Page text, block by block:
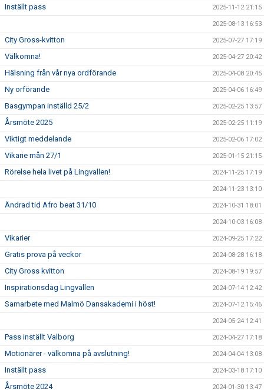
Inställt pass 2025-11-12 21:15
2025-08-13 16:53
City Gross-kvitton 2025-07-27 17:19
Välkomna! 2025-04-27 20:42
Hälsning från vår nya ordförande 2025-04-08 20:45
Ny orförande 2025-04-06 16:49
Basgympan inställd 25/2 2025-02-25 13:57
Årsmöte 2025 2025-02-25 11:19
Viktigt meddelande 2025-02-06 17:02
Vikarie mån 27/1 2025-01-15 21:15
Rörelse hela livet på Lingvallen! 2024-11-25 17:19
2024-11-23 13:10
Ändrad tid Afro beat 31/10 2024-10-31 18:01
2024-10-03 16:08
Vikarier 2024-09-25 17:22
Gratis prova på veckor 2024-08-28 16:18
City Gross kvitton 2024-08-19 19:57
Inspirationsdag Lingvallen 2024-07-14 12:42
Samarbete med Malmö Dansakademi i höst! 2024-07-12 15:46
2024-05-24 12:41
Pass inställt Valborg 2024-04-27 17:18
Motionärer - välkomna på avslutning! 2024-04-04 13:08
Inställt pass 2024-03-18 17:10
Årsmöte 2024 2024-01-30 13:47